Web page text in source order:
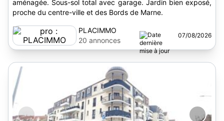
aménagée. Sous-sol total avec garage. Jardin bien exposé,
proche du centre-ville et des Bords de Marne.
PLACIMMO
20 annonces
07/08/2026